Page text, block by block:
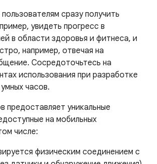
сразу получить
увидеть прогресс в
в области здоровья и фитнеса, и
например, отвечая на
Сосредоточьтесь на
использования при разработке
часов.
предоставляет уникальные
на мобильных
числе:
физическим соединением с